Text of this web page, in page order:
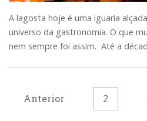
A lagosta hoje é uma iguaria
universo da gastronomia. O que
nem sempre foi assim. Até a
Anterior 2